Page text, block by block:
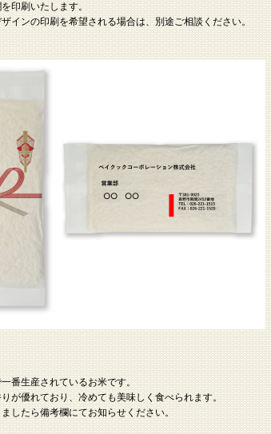
印刷いたします。
インの印刷を希望される場合は、別途ご相談ください。
番生産されているお米です。
が優れており、冷めても美味しく食べられます。
したら備考欄にてお知らせください。